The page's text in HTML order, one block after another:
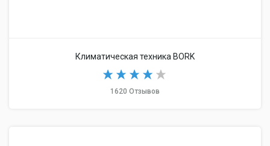
Климатическая техника BORK
1620 Отзывов